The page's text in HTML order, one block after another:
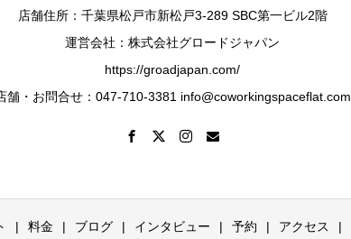
店舗住所：千葉県松戸市新松戸3-289 SBC第一ビル2階
運営会社：株式会社グロードジャパン
https://groadjapan.com/
舗・お問合せ：047-710-3381 info@coworkingspaceflat.com
料金 ブログ インタビュー 予約 アクセス